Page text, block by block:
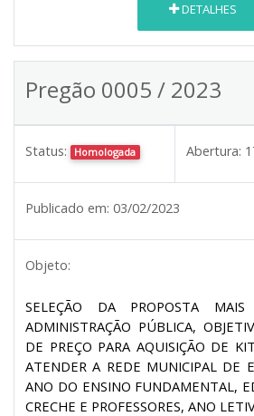
DETALHES
Pregão 0005 / 2023
Status: Homologada Abertura:
Publicado em: 03/02/2023
Objeto:
SELEÇÃO DA PROPOSTA MAIS
ADMINISTRAÇÃO PÚBLICA,
DE PREÇO PARA AQUISIÇÃO DE
ATENDER A REDE MUNICIPAL DE
ANO DO ENSINO FUNDAMENTAL,
CRECHE E PROFESSORES, ANO